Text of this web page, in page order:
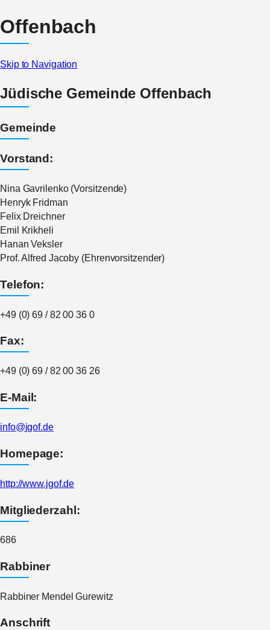
Offenbach
Skip to Navigation
Jüdische Gemeinde Offenbach
Gemeinde
Vorstand:
Nina Gavrilenko (Vorsitzende)
Henryk Fridman
Felix Dreichner
Emil Krikheli
Hanan Veksler
Prof. Alfred Jacoby (Ehrenvorsitzender)
Telefon:
+49 (0) 69 / 82 00 36 0
Fax:
+49 (0) 69 / 82 00 36 26
E-Mail:
info@jgof.de
Homepage:
http://www.jgof.de
Mitgliederzahl:
686
Rabbiner
Rabbiner Mendel Gurewitz
Anschrift